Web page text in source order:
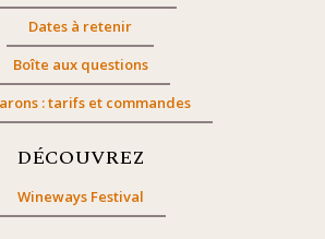
Dates à retenir
Boîte aux questions
: tarifs et commandes
DÉCOUVREZ
Wineways Festival